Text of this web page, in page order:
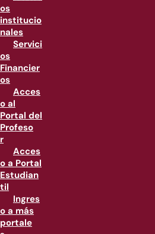
os
institucio
nales
Servici
os
Financier
os
Acces
o al
Portal del
Profeso
r
Acces
o a Portal
Estudian
til
Ingres
o a más
portale